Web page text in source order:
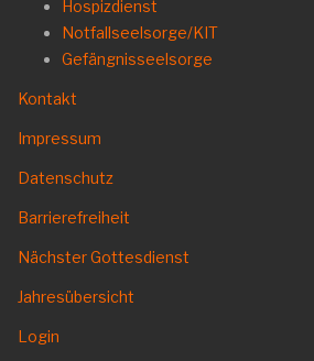
Hospizdienst
Notfallseelsorge/KIT
Gefängnisseelsorge
Kontakt
Impressum
Datenschutz
Barrierefreiheit
Nächster Gottesdienst
Jahresübersicht
Login